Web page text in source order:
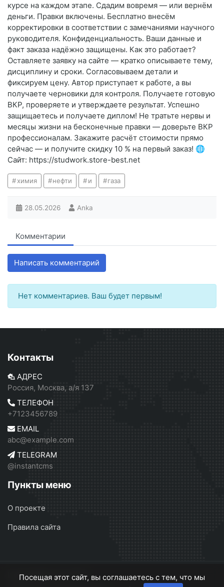
курсе на каждом этапе. Сдадим вовремя — или вернём
деньги. Правки включены. Бесплатно внесём
корректировки в соответствии с замечаниями научного
руководителя. Конфиденциальность. Ваши данные и
факт заказа надёжно защищены. Как это работает?
Оставляете заявку на сайте — кратко описываете тему,
дисциплину и сроки. Согласовываем детали и
фиксируем цену. Автор приступает к работе, а вы
получаете черновики для контроля. Получаете готовую
ВКР, проверяете и утверждаете результат. Успешно
защищаетесь и получаете диплом! Не тратьте нервы и
месяцы жизни на бесконечные правки — доверьте ВКР
профессионалам. Закажите расчёт стоимости прямо
сейчас — и получите скидку 10 % на первый заказ! 🌐
Сайт: https://studwork.store-best.net
химия нефти и газа
28.05.2026 Anka
Комментарии
Написать комментарий
Нет комментариев. Ваш будет первым!
Контакты
АДРЕС
Россия, Москва, а/я 137
ТЕЛЕФОН
+7123456789
EMAIL
abc@example.com
TELEGRAM
@instantcms
Пункты меню
О проекте
Правила сайта
InstantCMS 2 © 2026
Посещая этот сайт, вы соглашаетесь с тем, что мы